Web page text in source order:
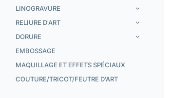
LINOGRAVURE
RELIURE D'ART
DORURE
EMBOSSAGE
MAQUILLAGE ET EFFETS SPÉCIAUX
COUTURE/TRICOT/FEUTRE D'ART